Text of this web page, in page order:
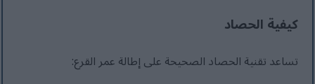
كيفية الحصاد
تساعد تقنية الحصاد الصحيحة على إطالة عمر القرع: